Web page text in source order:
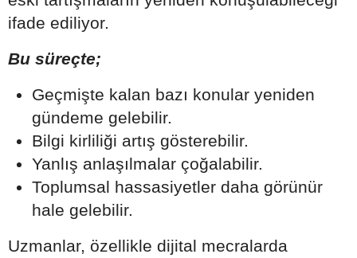
ifade ediliyor.
Bu süreçte;
Geçmişte kalan bazı konular yeniden
gündeme gelebilir.
Bilgi kirliliği artış gösterebilir.
Yanlış anlaşılmalar çoğalabilir.
Toplumsal hassasiyetler daha görünür
hale gelebilir.
Uzmanlar, özellikle dijital mecralarda